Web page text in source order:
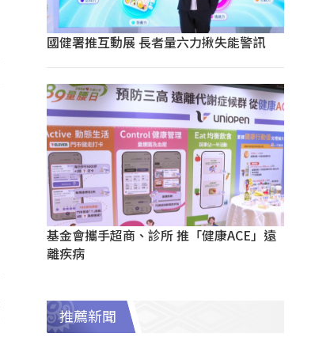
國健署推互動展 長者量六力揪失能警訊
基金會攜手超商、診所 推「健康ACE」遠
離疾病
推薦新聞